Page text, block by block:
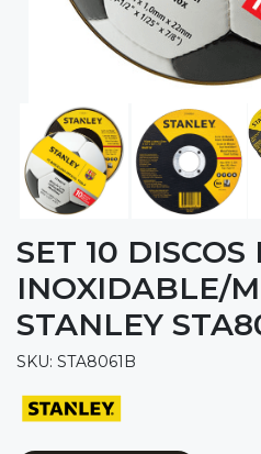
SET 10 DISCOS
INOXIDABLE/
STANLEY
SKU: STA8061B